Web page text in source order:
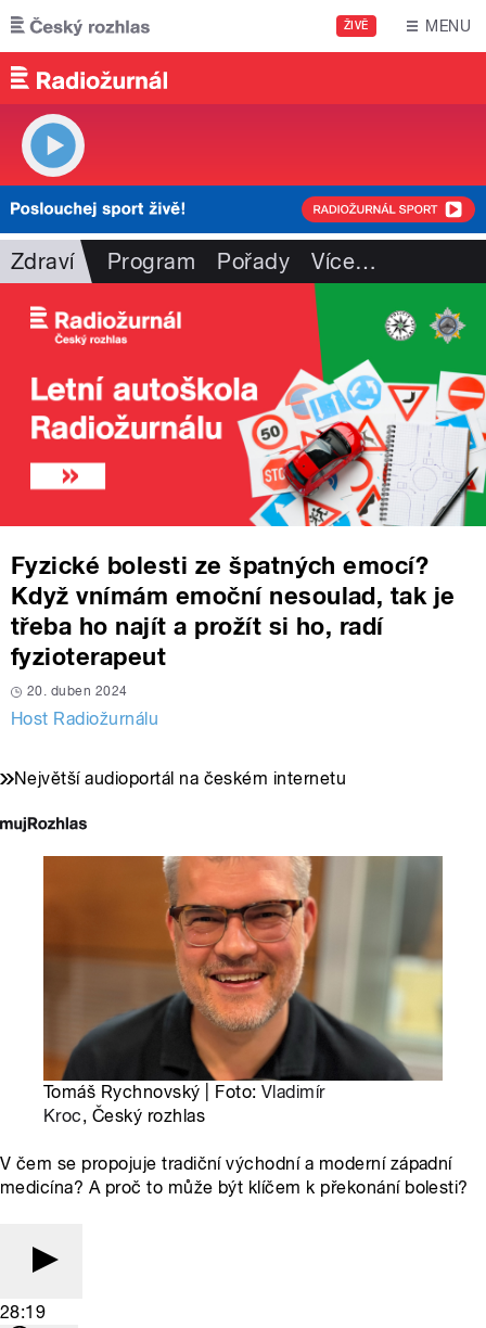
Přejít k hlavnímu obsahu
ŽIVĚ MENU
Zdraví Program Pořady Více…
Fyzické bolesti ze špatných emocí?
Když vnímám emoční nesoulad, tak je
třeba ho najít a prožít si ho, radí
fyzioterapeut
20. duben 2024
Host Radiožurnálu
Největší audioportál na českém internetu
Tomáš Rychnovský | Foto: Vladimír
Kroc, Český rozhlas
V čem se propojuje tradiční východní a moderní západní
medicína? A proč to může být klíčem k překonání bolesti?
28:19